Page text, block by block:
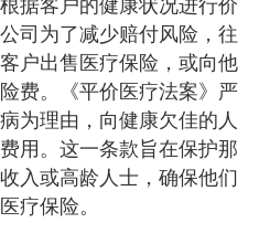
客户的健康状况进行价
司为了减少赔付风险，往
户出售医疗保险，或向他
费。《平价医疗法案》严
为理由，向健康欠佳的人
用。这一条款旨在保护那
入或高龄人士，确保他们
疗保险。